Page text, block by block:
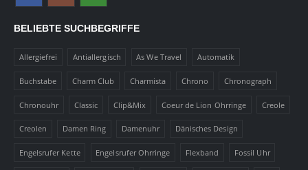
BELIEBTE SUCHBEGRIFFE
Allergiefrei Antiallergisch As We Travel Automatik
Buchstabe Charm Club Charmista Chrono Chronograph
Chronouhr Classic Clip&Mix Coeur de Lion Ohrringe Creole
Creolen Damen Ring Damenuhr Dänisches Design
Engelsrufer Kette Engelsrufer Ohrringe Flexband Fossil Uhr